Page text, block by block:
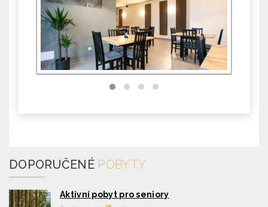
DOPORUČENÉ POBYTY
Aktivní pobyt pro seniory